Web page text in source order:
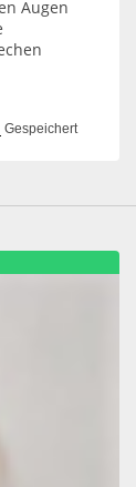
Augen
Gespeichert